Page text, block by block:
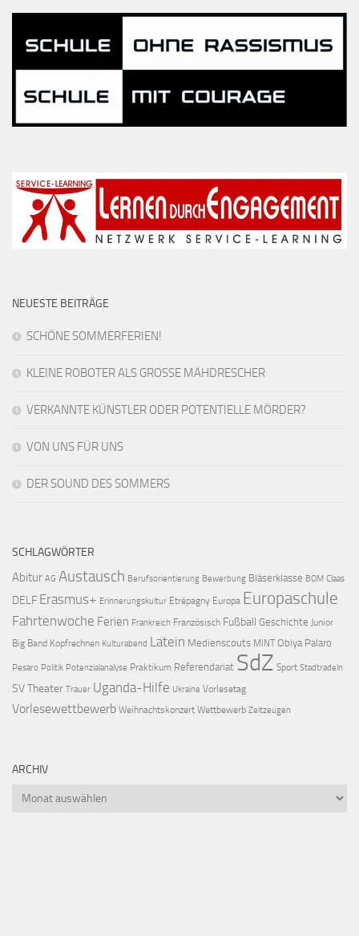
NEUESTE BEITRÄGE
SCHÖNE SOMMERFERIEN!
KLEINE ROBOTER ALS GROSSE MÄHDRESCHER
VERKANNTE KÜNSTLER ODER POTENTIELLE MÖRDER?
VON UNS FÜR UNS
DER SOUND DES SOMMERS
SCHLAGWÖRTER
Abitur AG Austausch Berufsorientierung Bewerbung Bläserklasse BOM Claas
DELF Erasmus+ Erinnerungskultur Etrépagny Europa Europaschule
Fahrtenwoche Ferien Frankreich Französisch Fußball Geschichte Junior
Big Band Kopfrechnen Kulturabend Latein Medienscouts MINT Obiya Palaro
Pesaro Politik Potenzialanalyse Praktikum Referendariat SdZ Sport Stadtradeln
SVTheater Trauer Uganda-Hilfe Ukraine Vorlesetag
Vorlesewettbewerb Weihnachtskonzert Wettbewerb Zeitzeugen
ARCHIV